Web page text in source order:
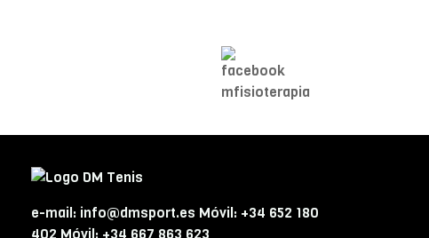
e-mail: info@dmsport.es Móvil: +34 652 180
402 Móvil: +34 667 863 623